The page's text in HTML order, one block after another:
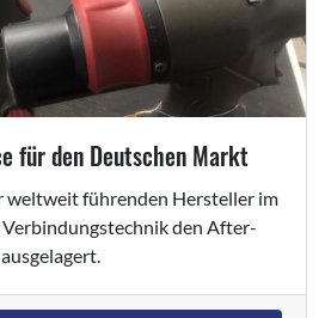
für den Deutschen Markt
weltweit führenden Hersteller im
den After-